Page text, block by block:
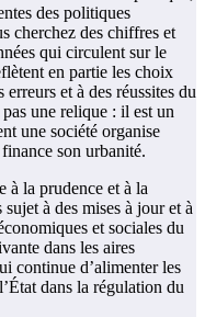
des politiques
cherchez des chiffres et
qui circulent sur le
en partie les choix
et à des réussites du
une relique : il est un
une société organise
son urbanité.
à la prudence et à la
à des mises à jour et à
et sociales du
dans les aires
continue d’alimenter les
dans la régulation du